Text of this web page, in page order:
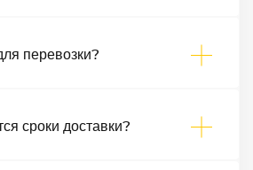
перевозки?
сроки доставки?